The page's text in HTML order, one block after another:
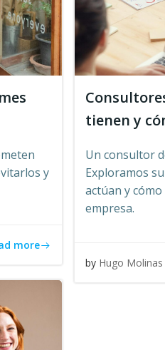
y
more
tienen y
Un consultor
Exploramos
actúan y
empresa.
by Hugo Molinas